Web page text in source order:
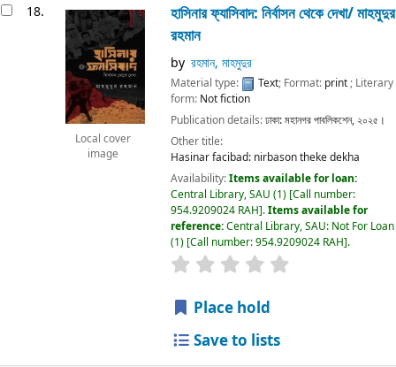
18.
Local cover
image
হাসিনার ফ্যাসিবাদ: নির্বাসন থেকে দেখা/মাহমুদুর
রহমান
by রহমান, মাহমুদুর
Material type: Text; Format: print; Literary
form: Not fiction
Publication details:ঢাকা:মহানগর পাবলিকশেন,২০২৫।
Other title:
Hasinar facibad: nirbason theke dekha
Availability:Items available for loan:
Central Library, SAU (1) Call number:
954.9209024 RAH .Items available for
reference:Central Library, SAU: Not For Loan
(1) Call number:954.9209024 RAH .
Place hold
Save to lists